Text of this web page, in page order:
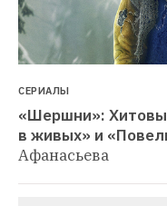
СЕРИАЛЫ
«Шершни»:
в живых» и
Афанасьева